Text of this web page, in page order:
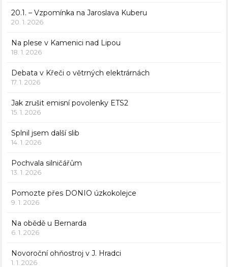
20.1. – Vzpomínka na Jaroslava Kuberu
20. 1. 2026
Na plese v Kamenici nad Lipou
18. 1. 2026
Debata v Křeči o větrných elektrárnách
17. 1. 2026
Jak zrušit emisní povolenky ETS2
15. 1. 2026
Splnil jsem další slib
14. 1. 2026
Pochvala silničářům
13. 1. 2026
Pomozte přes DONIO úzkokolejce
9. 1. 2026
Na obědě u Bernarda
6. 1. 2026
Novoroční ohňostroj v J. Hradci
1. 1. 2026